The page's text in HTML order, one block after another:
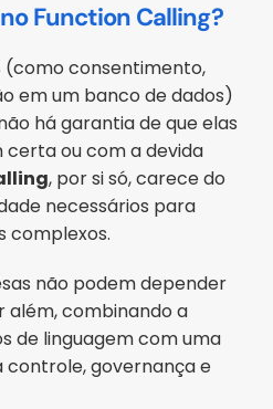
Function Calling?
consentimento,
em um banco de dados)
há garantia de que elas
ou com a devida
, por si só, carece do
necessários para
complexos.
não podem depender
além, combinando a
de linguagem com uma
governança e